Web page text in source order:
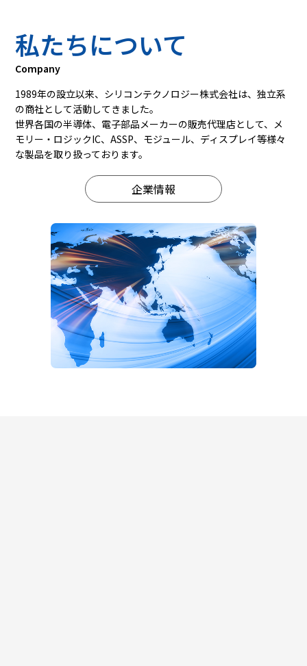
私たちについて
Company
1989年の設立以来、シリコンテクノロジー株式会社は、独立系
の商社として活動してきました。
世界各国の半導体、電子部品メーカーの販売代理店として、
メ
モリー・ロジックIC、ASSP、モジュール、ディスプレイ等様々
な製品を取り扱っております。
企業情報